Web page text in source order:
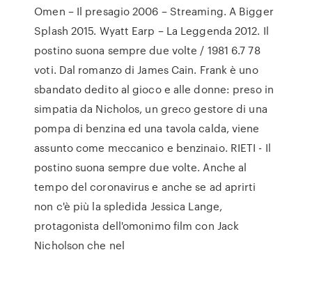
Omen – Il presagio 2006 – Streaming. A Bigger
Splash 2015. Wyatt Earp – La Leggenda 2012. Il
postino suona sempre due volte / 1981 6.7 78
voti. Dal romanzo di James Cain. Frank è uno
sbandato dedito al gioco e alle donne: preso in
simpatia da Nicholos, un greco gestore di una
pompa di benzina ed una tavola calda, viene
assunto come meccanico e benzinaio. RIETI - Il
postino suona sempre due volte. Anche al
tempo del coronavirus e anche se ad aprirti
non c'è più la spledida Jessica Lange,
protagonista dell'omonimo film con Jack
Nicholson che nel